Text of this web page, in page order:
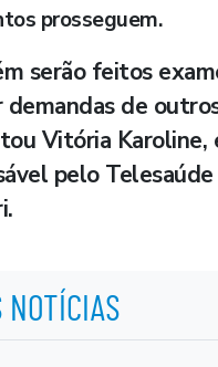
prosseguem.
serão feitos
demandas de
Vitória Karoline,
pelo Telesaúde
NOTÍCIAS